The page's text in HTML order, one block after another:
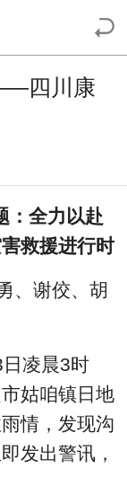
四川康
：全力以赴
救援进行时
、谢佼、胡
日凌晨3时
姑咱镇日地
情，发现沟
发出警讯，